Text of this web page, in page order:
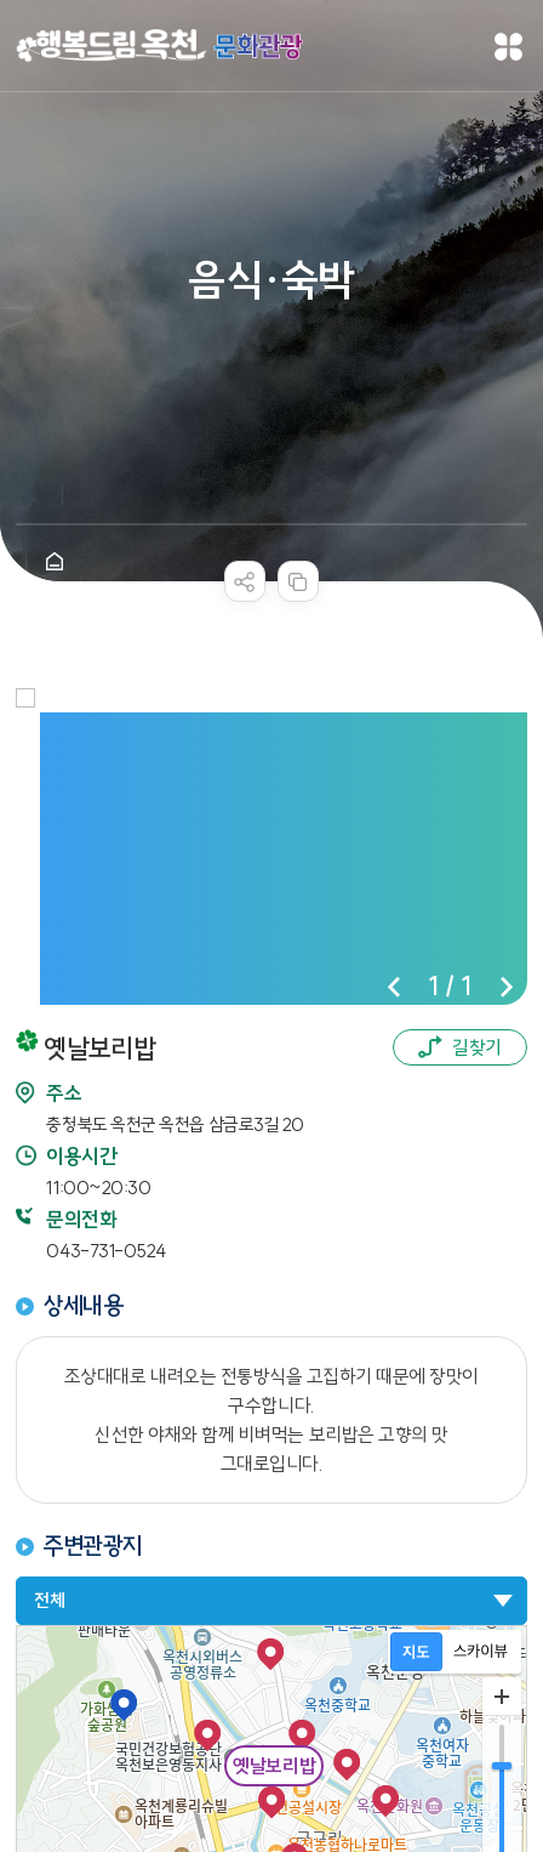
문화관광
음식·숙박
1 / 1
옛날보리밥 길찾기
주소
충청북도 옥천군 옥천읍 삼금로3길 20
이용시간
11:00~20:30
문의전화
043-731-0524
상세내용
조상대대로 내려오는 전통방식을 고집하기 때문에 장맛이
구수합니다.
신선한 야채와 함께 비벼먹는 보리밥은 고향의 맛
그대로입니다.
주변관광지
전체
옛날보리밥
콘텐츠 만족도 조사